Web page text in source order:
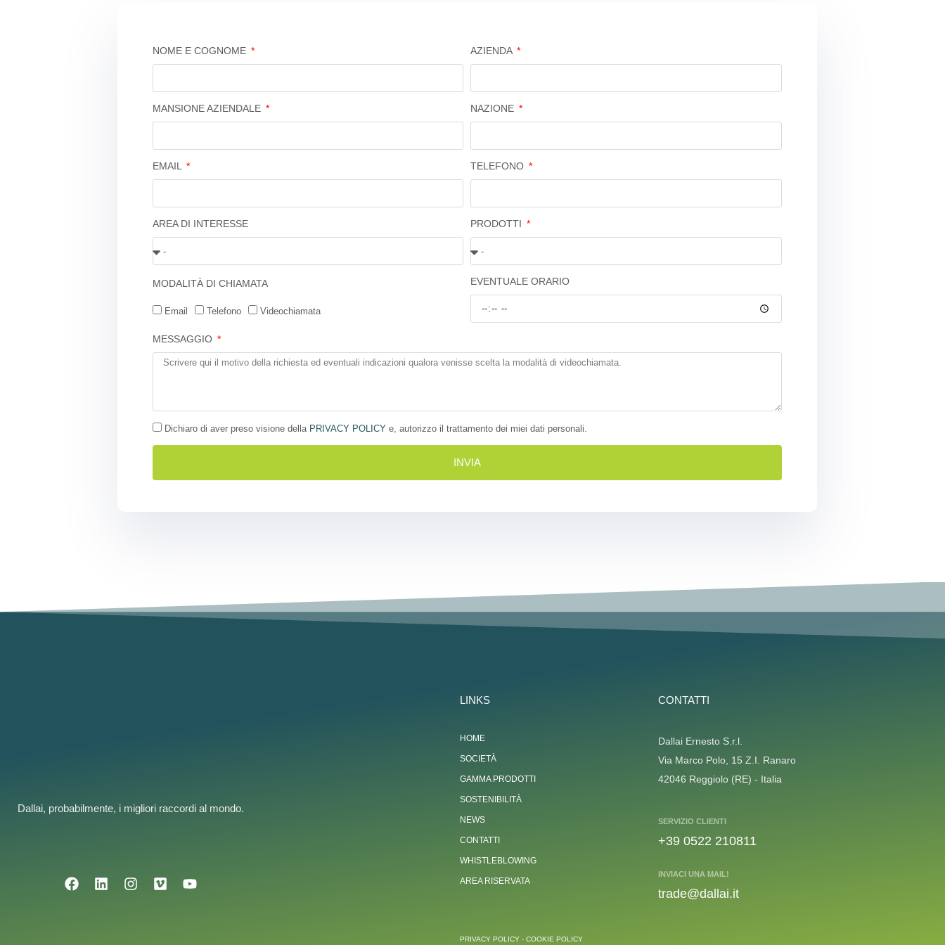
NOME E COGNOME AZIENDA
MANSIONE AZIENDALE NAZIONE
EMAIL TELEFONO
AREA DI INTERESSE PRODOTTI
MODALITÀ DI CHIAMATA
Email Telefono Videochiamata
EVENTUALE ORARIO
MESSAGGIO
Dichiaro di aver preso visione della PRIVACY POLICY e, autorizzo il trattamento dei miei dati personali.
INVIA
Dallai, probabilmente, i migliori raccordi al mondo.
LINKS
HOME
SOCIETÀ
GAMMA PRODOTTI
SOSTENIBILITÀ
NEWS
CONTATTI
WHISTLEBLOWING
AREA RISERVATA
PRIVACY POLICY- COOKIE POLICY
CONTATTI
Dallai Ernesto S.r.l.
Via Marco Polo, 15 Z.I. Ranaro
42046 Reggiolo (RE) - Italia
SERVIZIO CLIENTI
+39 0522 210811
INVIACI UNA MAIL!
trade@dallai.it